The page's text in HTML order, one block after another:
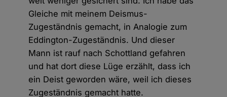
Gleiche mit meinem Deismus-
Zugeständnis gemacht, in Analogie zum
Eddington-Zugeständnis. Und dieser
Mann ist rauf nach Schottland gefahren
und hat dort diese Lüge erzählt, dass ich
ein Deist geworden wäre, weil ich dieses
Zugeständnis gemacht hatte.